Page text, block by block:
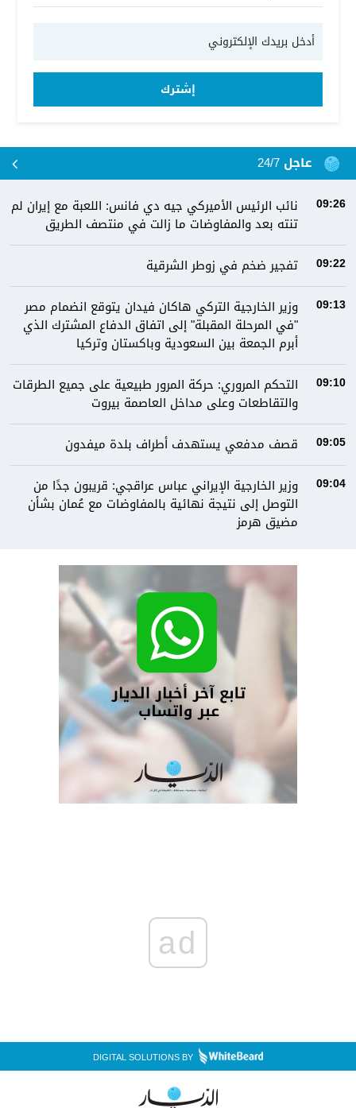
إشترك
عاجل 24/7
09:26
نائب الرئيس الأميركي جيه دي فانس: اللعبة مع إيران لم
تنته بعد والمفاوضات ما زالت في منتصف الطريق
09:22 تفجير ضخم في زوطر الشرقية
09:13
وزير الخارجية التركي هاكان فيدان يتوقع انضمام مصر
"في المرحلة المقبلة" إلى اتفاق الدفاع المشترك الذي
أبرم الجمعة بين السعودية وباكستان وتركيا
09:10
التحكم المروري: ‏⁧‫حركة المرور‬⁩ طبيعية على جميع الطرقات
والتقاطعات وعلى مداخل العاصمة ⁧‫بيروت
09:05 قصف مدفعي يستهدف أطراف بلدة ميفدون
09:04
وزير الخارجية الإيراني عباس عراقجي: قريبون جدًا من
التوصل إلى نتيجة نهائية بالمفاوضات مع عُمان بشأن
مضيق هرمز
ad
DIGITAL SOLUTIONS BY